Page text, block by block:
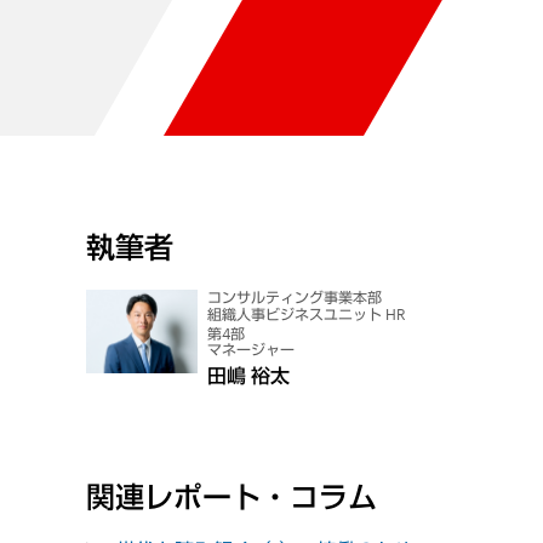
執筆者
コンサルティング事業本部
組織人事ビジネスユニット HR
第4部
マネージャー
田嶋 裕太
関連レポート・コラム